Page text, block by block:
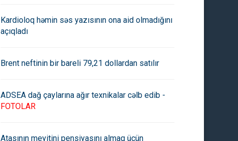
Kardioloq həmin səs yazısının ona aid olmadığını
açıqladı
Brent neftinin bir bareli 79,21 dollardan satılır
ADSEA dağ çaylarına ağır texnikalar cəlb edib -
FOTOLAR
Atasının meyitini pensiyasını almaq üçün